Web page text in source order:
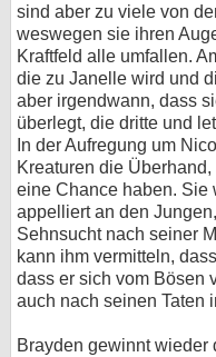
sind aber zu viele von
weswegen sie ihren
Kraftfeld alle umfallen.
die zu Janelle wird und
aber irgendwann, dass
überlegt, die dritte und
In der Aufregung um
Kreaturen die
eine Chance haben. Sie
appelliert an den
Sehnsucht nach seiner
kann ihm vermitteln,
dass er sich vom Bösen
auch nach seinen Taten
Brayden gewinnt